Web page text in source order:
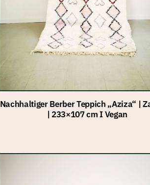
Nachhaltiger Berber Teppich „Aziza“ |
| 233×107 cm I Vegan